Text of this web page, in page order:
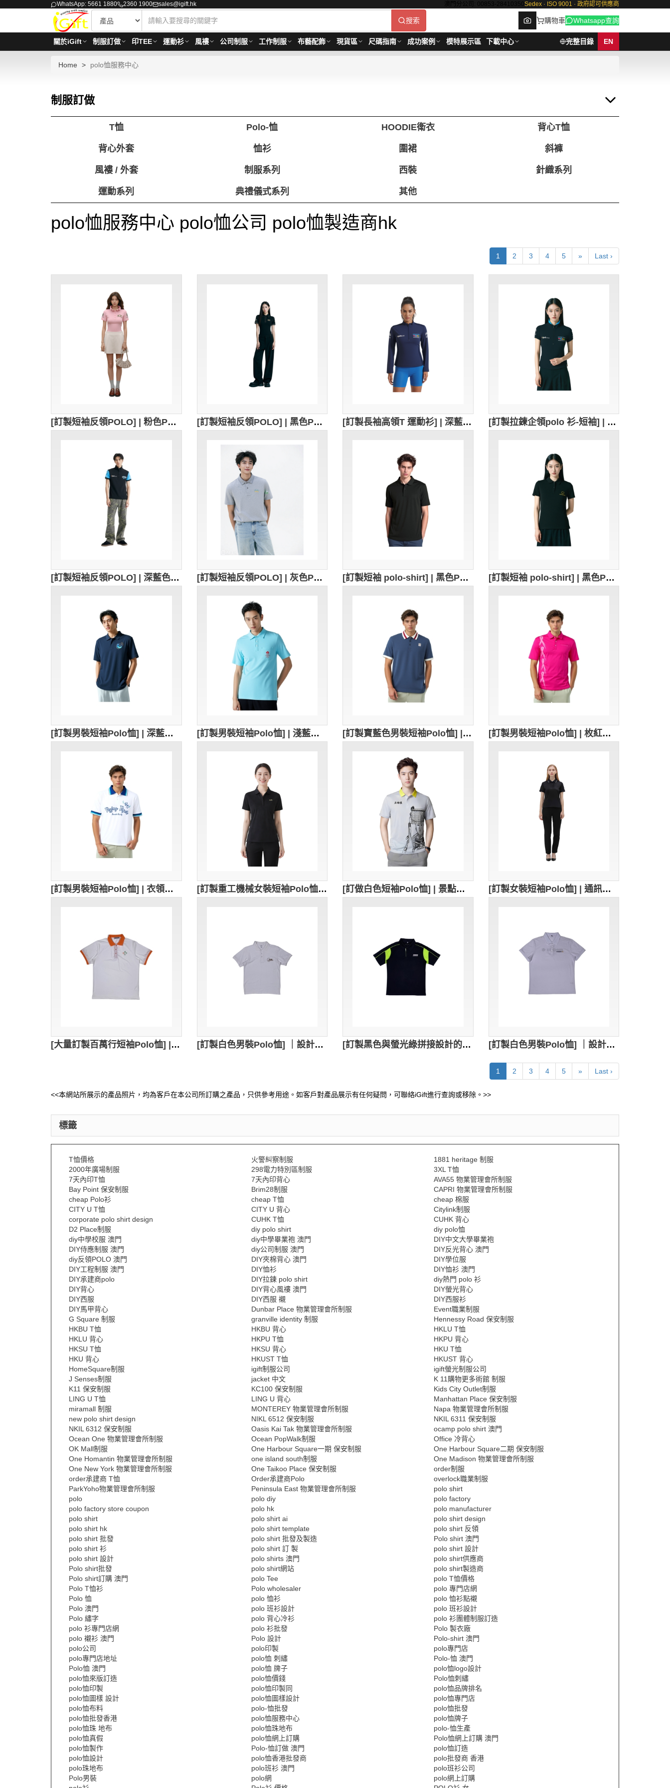
WhatsApp: 5661 1880 2360 1900 sales@igift.hk 澳門分公司: 00853-28410350 Sedex · ISO 9001 · 政府認可供應商
搜索 購物車 Whatsapp查詢
關於iGift 制服訂做 印TEE 運動衫 風褸 公司制服 工作制服 布藝配飾 現貨區 尺碼指南 成功案例 模特展示區 下載中心 完整目錄 EN
Home polo恤服務中心
制服訂做
T恤 Polo-恤 HOODIE衛衣 背心T恤
背心外套 恤衫 圍裙 斜褲
風褸 / 外套 制服系列 西裝 針織系列
運動系列 典禮儀式系列 其他
polo恤服務中心 polo恤公司 polo恤製造商hk
1 2 3 4 5 » Last ›
[訂製短袖反領POLO] | 粉色POLO衫 | 繡花logo | 修身女裝Polo恤 | Polo恤供應商 | 96.5%C + 3.5%sp | 女款5顆，男款及兒童 3顆. 紐扣為粉紅色扣 | P1901 [訂製短袖反領POLO] | 黑色POLO衫 | 繡花logo | 修身女裝Polo恤 | Polo恤供應商 | 96%cotton,4%spandex | 後領口內領加黑色織帶 | P1900 [訂製長袖高領T 運動衫] | 深藍色拉鏈POLO衫 | 繡花logo | 修身女裝Polo恤 | Polo恤供應商 | 96%cotton,4%spandex | 不露牙的+拉鍊頂部耳仔+隱形拉鍊 | P1899 [訂製拉鍊企領polo 衫-短袖] | 深藍色POLO衫 | 繡花logo | 修身女裝Polo恤 | Polo恤供應商 | 93% 棉 + 7% 氨纶 | 衫底開叉處加藍色人字帶內貼 | 內領藍色設計 | P1898
[訂製短袖反領POLO] | 深藍色POLO衫 | 繡花logo | 修身男裝Polo恤 | Polo恤供應商 | 96%cotton,4%spandex | 衫底開叉處加藍色人字帶內貼 | P1897 [訂製短袖反領POLO] | 灰色POLO衫 | 繡花logo | 修身男裝Polo恤 | Polo恤供應商 | 100%cotton | P1896 [訂製短袖 polo-shirt] | 黑色POLO衫 | 繡花logo | 修身男裝Polo恤 | Polo恤供應商 | P1863 [訂製短袖 polo-shirt] | 黑色POLO衫 | 繡花logo | 修腰女裝Polo恤 | Polo恤供應商 | P1862
[訂製男裝短袖Polo恤] | 深藍色POLO衫 | 熱貼膜logo | Polo恤供應商 | 澳門大學教育學院 | P1861 [訂製男裝短袖Polo恤] | 淺藍色POLO衫 | 大紅色繡花logo | Polo恤供應商 | 澳門母親會 | P1860 [訂製寶藍色男裝短袖Polo恤] | 白色編織袖子 | 衣領白色撞色紅色+撞色灰色 | 100% cotton | Polo恤供應商 | 繡花章logo | P1859 [訂製男裝短袖Polo恤] | 枚紅色Polo設計 | 絲印logo設計 | Polo恤供應商 | P1858
[訂製男裝短袖Polo恤] | 衣領白色+ 淺藍色+深藍色設計 | 深藍色扁機袖 | 絲印logo設計 | Polo恤供應商 | 飛虎龍舟體育會 | P1856 [訂製重工機械女裝短袖Polo恤] | V領款式Polo恤 | 黑色Polo恤 | 短袖Polo恤供應商 P1816 [訂做白色短袖Polo恤] | 景點工作服 | 黃色翻領撞色設計 | 宗教活動 | Polo恤供應商 P1810 [訂製女裝短袖Polo恤] | 通訊設備短袖Polo恤 | 白色撞色條反領設計 | 修身短袖Polo恤制服公司 4S fitness 健身中心 P1808
[大量訂製百萬行短袖Polo恤] | 獨家設計撞色領Polo恤 | 慈善機構 | 推廣活動Polo恤 | 鏡湖醫院 P1800 [訂製白色男裝Polo恤] ｜設計1色繡花logo｜Polo衫採用經典翻領設計｜胸筒位置3顆鈕扣設計｜酒吧 員工制服｜THE RINK｜P1797 [訂製黑色與螢光綠拼接設計的短袖Polo衫] ｜設計肩膀與袖口部分有螢光綠條紋設計｜Polo衫採用經典翻領設計｜胸筒位置2顆鈕扣設計｜Tauruz｜汽車 美容 清洗 服務公司｜P1796 [訂製白色男裝Polo恤] ｜設計2色繡花logo｜Polo衫採用經典翻領設計｜胸筒位置3顆鈕扣設計｜母嬰產品品牌系列｜P1795
1 2 3 4 5 » Last ›
<<本網站所展示的產品照片，均為客戶在本公司所訂購之產品，只供參考用途。如客戶對產品展示有任何疑問，可聯絡iGift進行查詢或移除。>>
標籤
T恤價格 火警糾察制服
1881 heritage 制服
2000年廣場制服
298電力特別區制服
3XL T恤
7天內印T恤
7天內印背心
AVA55 物業管理會所制服
Bay Point 保安制服
Brim28制服
CAPRI 物業管理會所制服
cheap Polo衫
cheap T恤
cheap 棉服
CITY U T恤
CITY U 背心
Citylink制服
corporate polo shirt design
CUHK T恤
CUHK 背心
D2 Place制服
diy polo shirt
diy polo恤
diy中學校服 澳門
diy中學畢業袍 澳門
DIY中文大學畢業袍
DIY侍應制服 澳門
diy公司制服 澳門
DIY反光背心 澳門
diy反領POLO 澳門
DIY夾棉背心 澳門
DIY學位服
DIY工程制服 澳門
DIY恤衫
DIY恤衫 澳門
DIY承建商polo
DIY拉鍊 polo shirt
diy熱門 polo 衫
DIY背心
DIY背心風褸 澳門
DIY螢光背心
DIY西服
DIY西服 襯
DIY西服衫
DIY馬甲背心
Dunbar Place 物業管理會所制服
Event職業制服
G Square 制服
granville identity 制服
Hennessy Road 保安制服
HKBU T恤
HKBU 背心
HKLU T恤
HKLU 背心
HKPU T恤
HKPU 背心
HKSU T恤
HKSU 背心
HKU T恤
HKU 背心
HKUST T恤
HKUST 背心
HomeSquare制服
igift制服公司
igift螢光制服公司
J Senses制服
jacket 中文
K 11購物更多術館 制服
K11 保安制服
KC100 保安制服
Kids City Outlet制服
LING U T恤
LING U 背心
Manhattan Place 保安制服
miramall 制服
MONTEREY 物業管理會所制服
Napa 物業管理會所制服
new polo shirt design
NIKL 6512 保安制服
NKIL 6311 保安制服
NKIL 6312 保安制服
Oasis Kai Tak 物業管理會所制服
ocamp polo shirt 澳門
Ocean One 物業管理會所制服
Ocean PopWalk制服
Office 冷背心
OK Mall制服
One Harbour Square一期 保安制服
One Harbour Square二期 保安制服
One Homantin 物業管理會所制服
one island south制服
One Madison 物業管理會所制服
One New York 物業管理會所制服
One Taikoo Place 保安制服
order制服
order承建商 T恤
Order承建商Polo
overlock職業制服
ParkYoho物業管理會所制服
Peninsula East 物業管理會所制服
polo shirt
polo
polo diy
polo factory
polo factory store coupon
polo hk
polo manufacturer
polo shirt
polo shirt ai
polo shirt design
polo shirt hk
polo shirt template
polo shirt 反領
polo shirt 批發
polo shirt 批發及製造
Polo shirt 澳門
polo shirt 衫
polo shirt 訂 製
polo shirt 設計
polo shirt 設計
polo shirts 澳門
polo shirt供應商
Polo shirt批發
polo shirt網站
polo shirt製造商
Polo shirt訂購 澳門
polo Tee
polo T恤價格
Polo T恤衫
Polo wholesaler
polo 專門店網
Polo 恤
polo 恤衫
polo 恤衫點襯
Polo 澳門
polo 班衫設計
polo 班衫設計
Polo 繡字
polo 背心冷衫
polo 衫團體制服訂造
polo 衫專門店網
polo 衫批發
Polo 製衣廠
polo 襯衫 澳門
Polo 設計
Polo-shirt 澳門
polo公司
polo印製
polo專門店
polo專門店地址
polo恤 刺繡
Polo-恤 澳門
Polo恤 澳門
polo恤 牌子
polo恤logo設計
polo恤來版訂造
polo恤價錢
Polo恤刺繡
polo恤印製
polo恤印製同
polo恤品牌排名
polo恤圖樣 設計
polo恤圖樣設計
polo恤專門店
polo恤布料
polo-恤批發
polo恤批發
polo恤批發香港
polo恤服務中心
polo恤牌子
polo恤珠 地布
polo恤珠地布
polo-恤生產
polo恤真假
polo恤網上訂購
Polo恤網上訂購 澳門
polo恤製作
Polo-恤訂做 澳門
polo恤訂造
polo恤設計
polo恤香港批發商
polo批發商 香港
polo珠地布
polo班衫 澳門
polo班衫公司
Polo男裝
polo網
polo網上訂購